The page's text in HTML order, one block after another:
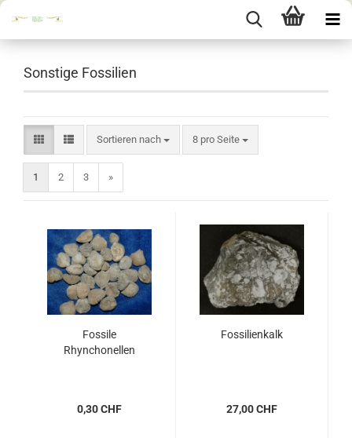
Sonstige Fossilien
Sortieren nach
Sortieren nach 8 pro Seite
pro Seite
1 2 3 »
Fossile
Rhynchonellen
0,30 CHF
Fossilienkalk
27,00 CHF